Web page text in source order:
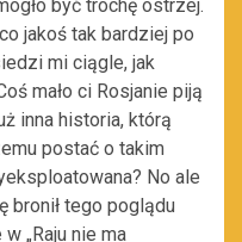
być trochę ostrzej.
jakoś tak bardziej po
mi ciągle, jak
mało ci Rosjanie piją
inna historia, którą
postać o takim
No ale
bronił tego poglądu
„Raju nie ma